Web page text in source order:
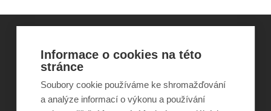
©Obecně prospěšná společnost Sirius, o.p.s.
Šance Dětem
ISSN 1805-8876
Informace o cookies na této
stránce
Soubory cookie používáme ke shromažďování
a analýze informací o výkonu a používání